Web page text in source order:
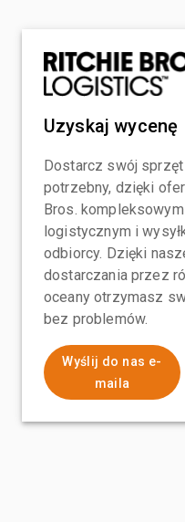
Uzyskaj wycenę
Dostarcz swój
potrzebny, dzięki
Bros.
logistycznym i
odbiorcy. Dzięki
dostarczania przez
oceany otrzymasz
bez problemów.
Wyślij do nas e-
maila